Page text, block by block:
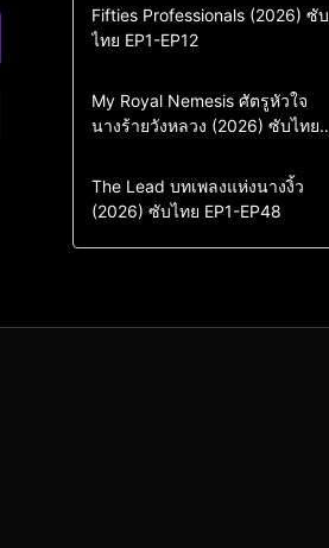
Action & Adventure
Comedy
Drama
ซีรี่ย์เกาหลี
Fifties Professionals (2026) ซับ
ไทย EP1-EP12
Comedy
Drama
Sci-Fi & Fantasy
ซีรี่ย์เกาหลี
My Royal Nemesis ศัตรูหัวใจ
นางร้ายวังหลวง (2026) ซับไทย
Drama
ซีรี่ย์จีน
ซีรี่ย์จีนซับไทย
The Lead บทเพลงแห่งนางงิ้ว
(2026) ซับไทย EP1-EP48